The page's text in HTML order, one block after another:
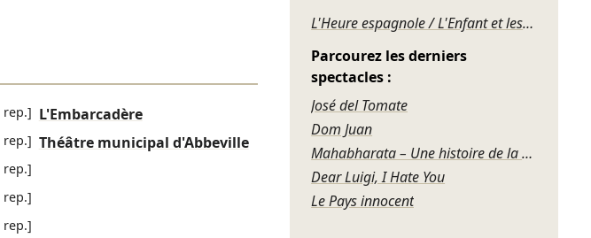
rep.] L'Embarcadère
rep.] Théâtre municipal d'Abbeville
rep.]
rep.]
rep.]
L'Heure espagnole / L'Enfant et les Sortilèges
Parcourez les derniers
spectacles :
José del Tomate
Dom Juan
Mahabharata – Une histoire de la violence
Dear Luigi, I Hate You
Le Pays innocent